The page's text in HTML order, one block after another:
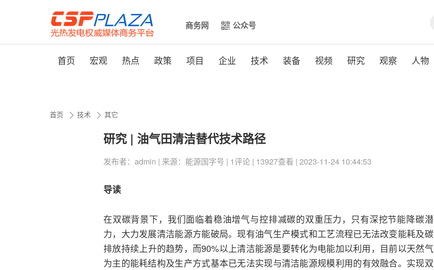
商务网 公众号
首页 宏观 热点 政策 项目 企业 技术 装备 视频 研究 观察 人物
首页 技术 其它
研究 | 油气田清洁替代技术路径
发布者：admin | 来源：能源国字号 | 1评论 | 13927查看 | 2023-11-24 10:44:53
导读
在双碳背景下，我们面临着稳油增气与控排减碳的双重压力，只有深挖节能降碳潜
力，大力发展清洁能源方能破局。现有油气生产模式和工艺流程已无法改变能耗及碳
排放持续上升的趋势，而90%以上清洁能源是要转化为电能加以利用，目前以天然气
为主的能耗结构及生产方式基本已无法实现与清洁能源规模利用的有效融合。实现双